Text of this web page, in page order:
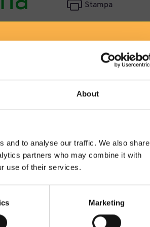
About
and to analyse our traffic. We also share
partners who may combine it with
use of their services.
Marketing
Stampa
un panorama e un
rude a volte,
siano esse ortaggi,
imponente.
paesaggio dal mare